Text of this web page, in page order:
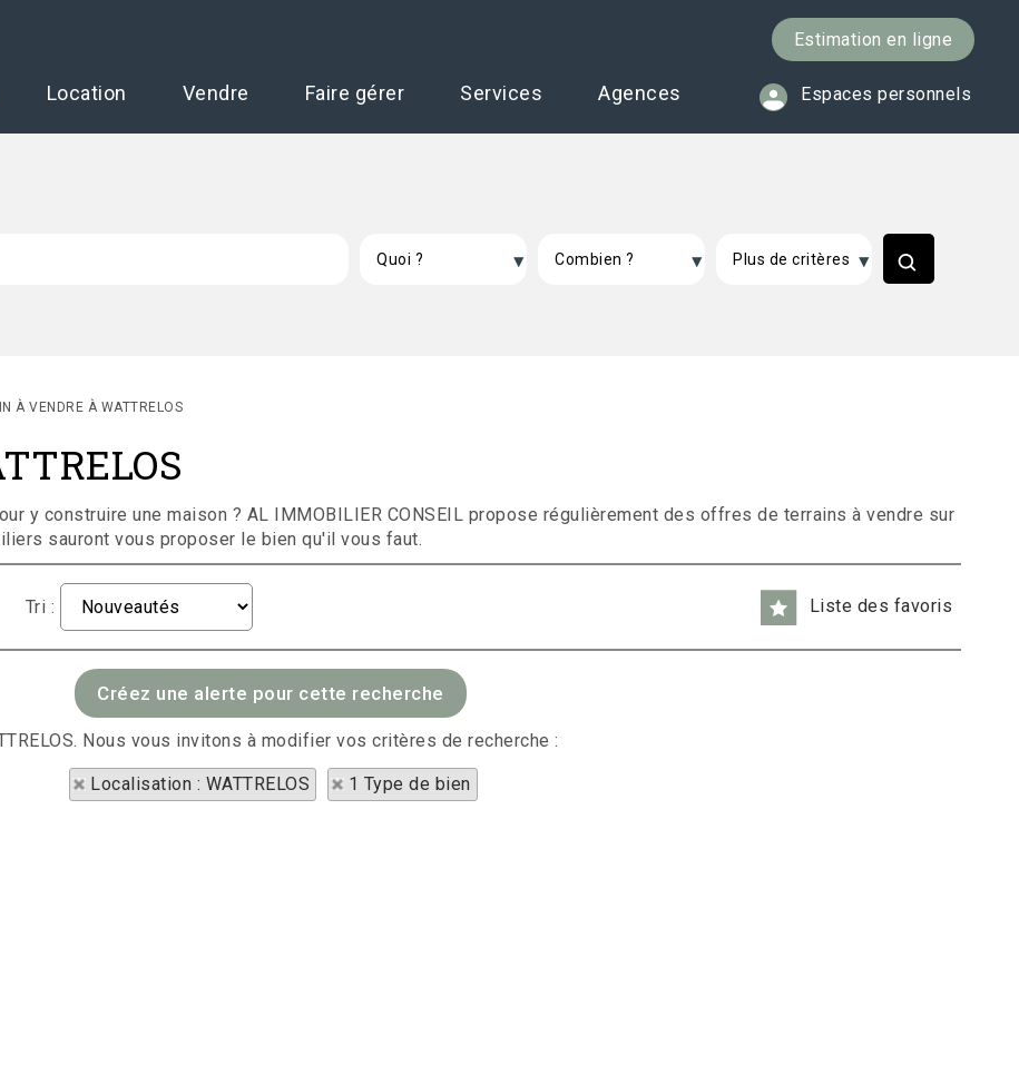
Estimation en ligne
Espaces personnels
Location Vendre Faire gérer Services Agences
À VENDRE À WATTRELOS
y construire une maison ? AL IMMOBILIER CONSEIL propose régulièrement des offres de terrains à vendre sur
sauront vous proposer le bien qu'il vous faut.
Tri : Liste des favoris
Nous vous invitons à modifier vos critères de recherche :
Localisation : WATTRELOS 1 Type de bien